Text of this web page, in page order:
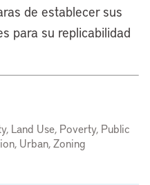
de establecer sus
para su replicabilidad
Land Use, Poverty, Public
Urban, Zoning